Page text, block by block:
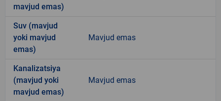
mavjud emas)
Suv (mavjud
yoki mavjud
emas)
Mavjud emas
Kanalizatsiya
(mavjud yoki
mavjud emas)
Mavjud emas